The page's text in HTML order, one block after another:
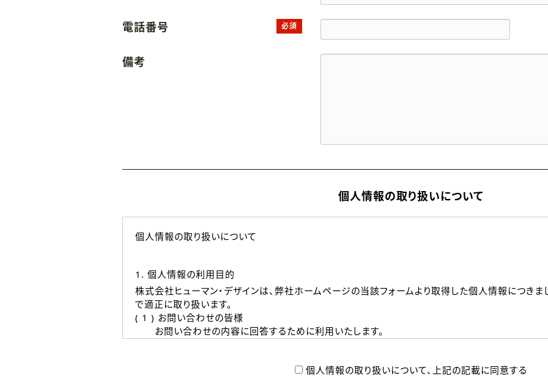
電話番号 必須
備考
個人情報の取り扱いについて
個人情報の取り扱いについて
1. 個人情報の利用目的
株式会社ヒューマン・デザインは、弊社ホームページの当該フォームより取得した個人情報につき
で適正に取り扱います。
( 1 ) お問い合わせの皆様
お問い合わせの内容に回答するために利用いたします。
本登録に関するご連絡および本登録時の参考情報として利用いたします。
個人情報の取り扱いについて、 上記の記載に同意する